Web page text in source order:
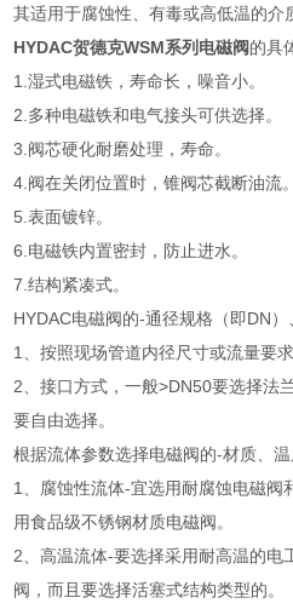
其适用于腐蚀性、有毒或高低温的介
HYDAC贺德克WSM系列电磁阀的具
1.湿式电磁铁，寿命长，噪音小。
2.多种电磁铁和电气接头可供选择。
3.阀芯硬化耐磨处理，寿命。
4.阀在关闭位置时，锥阀芯截断油流。
5.表面镀锌。
6.电磁铁内置密封，防止进水。
7.结构紧凑式。
HYDAC电磁阀的-通径规格（即DN
1、按照现场管道内径尺寸或流量要
2、接口方式，一般>DN50要选择法
要自由选择。
根据流体参数选择电磁阀的-材质、温
1、腐蚀性流体-宜选用耐腐蚀电磁阀
用食品级不锈钢材质电磁阀。
2、高温流体-要选择采用耐高温的电
阀，而且要选择活塞式结构类型的。